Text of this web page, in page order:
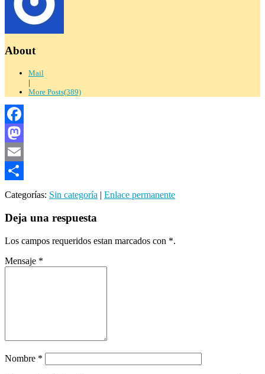
About
Mail
|
More Posts(389)
Facebook
Mastodon
Email
Compartir
Categorías: Sin categoría | Enlace permanente
Deja una respuesta
Los campos requeridos estan marcados con *.
Mensaje *
Nombre *